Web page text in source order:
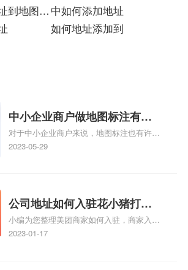
铺入驻
到地图需 中如何添加地址
如何地址添加到
中小企业商户做地图标注有什
么好处
对于中小企业商户来说，地图标注也有许多
好处，包括：提高可见性和曝光率：通过在
位置，增加商户被发现的机会。方便客户导
航：地图标注可以帮助客户更容易地找到商
户的实际位置。特别是对于新客户或不熟悉
该地区的客户来说，地图标注可以提供明确
2023-05-29
公司地址如何入驻花小猪打车
地图标记？指路人地图标注服
务中心铺如何入驻花小猪打车
小编为您整理美团商家如何入驻，商家入驻
教程、商家如何入驻地图、如何入驻地:、
2023-01-17